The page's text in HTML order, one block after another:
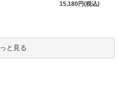
15,180円(税込)
と見る